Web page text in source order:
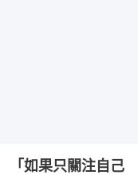
「如果只關注自己